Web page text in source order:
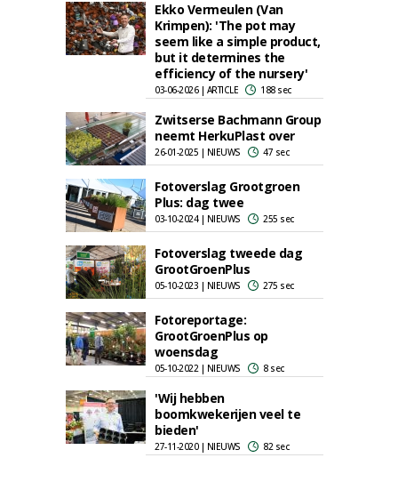
Ekko Vermeulen (Van
Krimpen): 'The pot may
seem like a simple product,
but it determines the
efficiency of the nursery'
03-06-2026 | ARTICLE 188 sec
Zwitserse Bachmann Group
neemt HerkuPlast over
26-01-2025 | NIEUWS 47 sec
Fotoverslag Grootgroen
Plus: dag twee
03-10-2024 | NIEUWS 255 sec
Fotoverslag tweede dag
GrootGroenPlus
05-10-2023 | NIEUWS 275 sec
Fotoreportage:
GrootGroenPlus op
woensdag
05-10-2022 | NIEUWS 8 sec
'Wij hebben
boomkwekerijen veel te
bieden'
27-11-2020 | NIEUWS 82 sec